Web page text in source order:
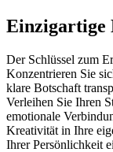
Einzigartige
Der Schlüssel zum
Konzentrieren Sie
klare Botschaft
Verleihen Sie Ihren
emotionale
Kreativität in Ihre
Ihrer Persönlichkeit